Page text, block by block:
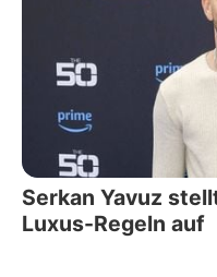
Serkan Yavuz
Luxus-Regeln auf